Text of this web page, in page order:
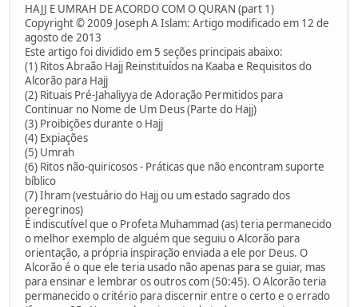
HAJJ E UMRAH DE ACORDO COM O QURAN (part 1)
Copyright © 2009 Joseph A Islam: Artigo modificado em 12 de
agosto de 2013
Este artigo foi dividido em 5 seções principais abaixo:
(1) Ritos Abraão Hajj Reinstituídos na Kaaba e Requisitos do
Alcorão para Hajj
(2) Rituais Pré-Jahaliyya de Adoração Permitidos para
Continuar no Nome de Um Deus (Parte do Hajj)
(3) Proibições durante o Hajj
(4) Expiações
(5) Umrah
(6) Ritos não-quiricosos - Práticas que não encontram suporte
bíblico
(7) Ihram (vestuário do Hajj ou um estado sagrado dos
peregrinos)
É indiscutível que o Profeta Muhammad (as) teria permanecido
o melhor exemplo de alguém que seguiu o Alcorão para
orientação, a própria inspiração enviada a ele por Deus. O
Alcorão é o que ele teria usado não apenas para se guiar, mas
para ensinar e lembrar os outros com (50:45). O Alcorão teria
permanecido o critério para discernir entre o certo e o errado